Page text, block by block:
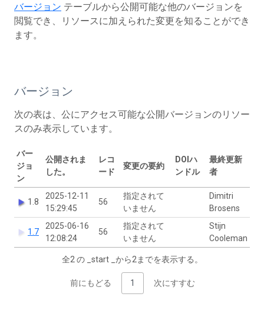
バージョン テーブルから公開可能な他のバージョンを
閲覧でき、リソースに加えられた変更を知ることができ
ます。
バージョン
次の表は、公にアクセス可能な公開バージョンのリソー
スのみ表示しています。
バー
ジョ
ン
公開されま
した。
レコ
ード
変更の要約
DOIハ
ンドル
最終更新
者
1.8
2025-12-11
15:29:45
56
指定されて
いません
Dimitri
Brosens
1.7
2025-06-16
12:08:24
56
指定されて
いません
Stijn
Cooleman
全2 の _start _から2までを表示する。
前にもどる 1 次にすすむ